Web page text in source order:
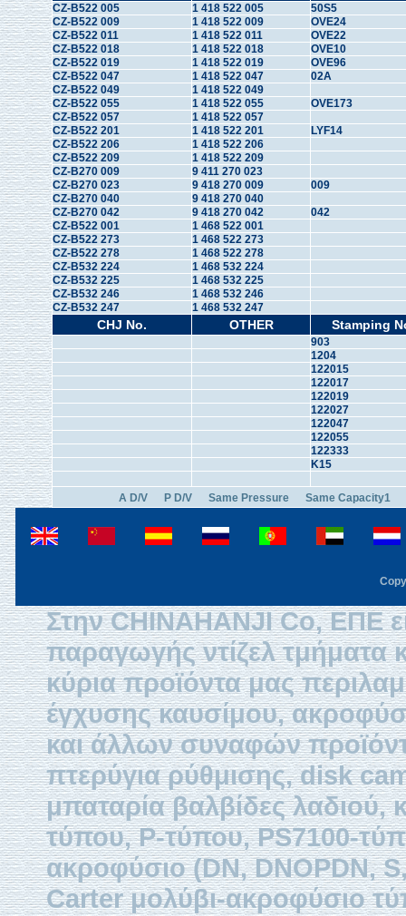
CZ-B522 005 1 418 522 005
50S5
CZ-B522 009
1 418 522 009
OVE24
CZ-B522 011
1 418 522 011
OVE22
CZ-B522 018
1 418 522 018
OVE10
CZ-B522 019
1 418 522 019
OVE96
CZ-B522 047
1 418 522 047
02A
CZ-B522 049
1 418 522 049
CZ-B522 055
1 418 522 055
OVE173
CZ-B522 057
1 418 522 057
CZ-B522 201
1 418 522 201
LYF14
CZ-B522 206
1 418 522 206
CZ-B522 209
1 418 522 209
CZ-B270 009
9 411 270 023
CZ-B270 023
9 418 270 009
009
CZ-B270 040
9 418 270 040
CZ-B270 042
9 418 270 042
042
CZ-B522 001
1 468 522 001
CZ-B522 273
1 468 522 273
CZ-B522 278
1 468 522 278
CZ-B532 224
1 468 532 224
CZ-B532 225
1 468 532 225
CZ-B532 246
1 468 532 246
CZ-B532 247
1 468 532 247
CHJ No. OTHER Stamping
903
1204
122015
122017
122019
122027
122047
122055
122333
K15
A D/V P D/V Same Pressure Same Capacity1
Στην CHINAHANJI Co, ΕΠΕ
παραγωγής ντίζελ τμήματα
κύρια προϊόντα μας
έγχυσης καυσίμου,
και άλλων συναφών
πτερύγια ρύθμισης, disk
μπαταρία βαλβίδες
τύπου, P-τύπου, PS7100-
ακροφύσιο (DN, DNOPDN,
Carter μολύβι-ακροφύσιο